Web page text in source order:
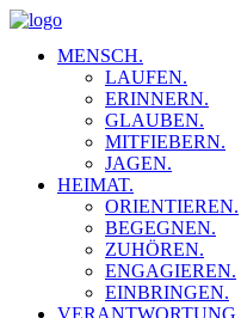
MENSCH.
LAUFEN.
ERINNERN.
GLAUBEN.
MITFIEBERN.
JAGEN.
HEIMAT.
ORIENTIEREN.
BEGEGNEN.
ZUHÖREN.
ENGAGIEREN.
EINBRINGEN.
VERANTWORTUNG.